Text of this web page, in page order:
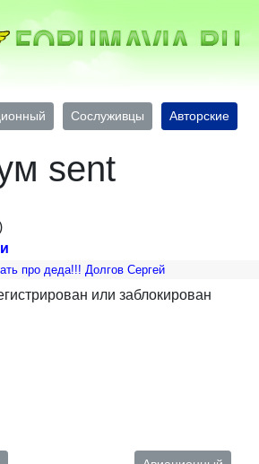
Сослуживцы Авторские
sent
про деда!!! Долгов Сергей
или заблокирован